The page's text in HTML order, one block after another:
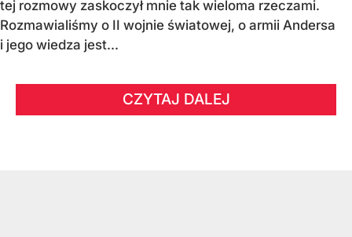
tej rozmowy zaskoczył mnie tak wieloma rzeczami.
Rozmawialiśmy o II wojnie światowej, o armii Andersa
i jego wiedza jest...
CZYTAJ DALEJ